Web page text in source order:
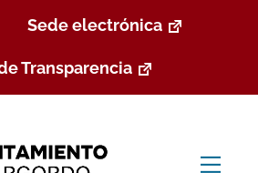
Sede electrónica
Transparencia